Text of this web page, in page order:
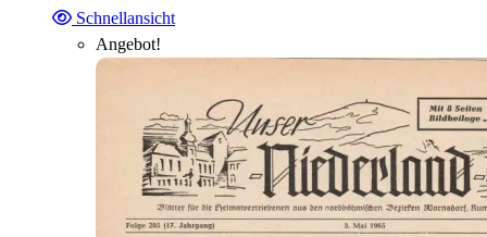
Schnellansicht
Angebot!